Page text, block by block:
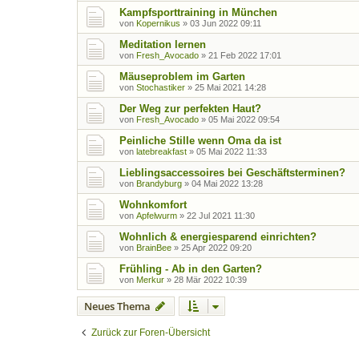
Kampfsporttraining in München
von Kopernikus » 03 Jun 2022 09:11
Meditation lernen
von Fresh_Avocado » 21 Feb 2022 17:01
Mäuseproblem im Garten
von Stochastiker » 25 Mai 2021 14:28
Der Weg zur perfekten Haut?
von Fresh_Avocado » 05 Mai 2022 09:54
Peinliche Stille wenn Oma da ist
von latebreakfast » 05 Mai 2022 11:33
Lieblingsaccessoires bei Geschäftsterminen?
von Brandyburg » 04 Mai 2022 13:28
Wohnkomfort
von Apfelwurm » 22 Jul 2021 11:30
Wohnlich & energiesparend einrichten?
von BrainBee » 25 Apr 2022 09:20
Frühling - Ab in den Garten?
von Merkur » 28 Mär 2022 10:39
Neues Thema
Zurück zur Foren-Übersicht